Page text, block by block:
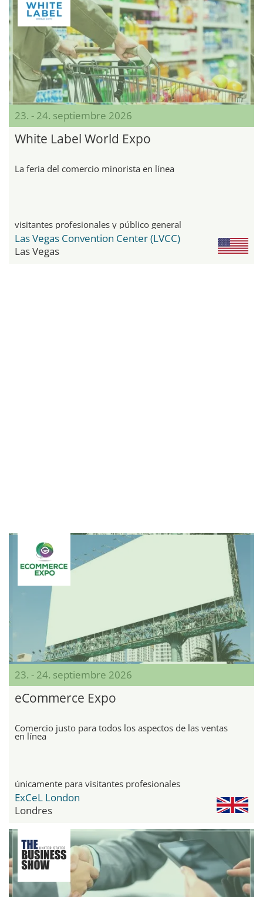
23. - 24. septiembre 2026
White Label World Expo
La feria del comercio minorista en línea
visitantes profesionales y público general
Las Vegas Convention Center (LVCC)
Las Vegas
23. - 24. septiembre 2026
eCommerce Expo
Comercio justo para todos los aspectos de las ventas
en línea
únicamente para visitantes profesionales
ExCeL London
Londres